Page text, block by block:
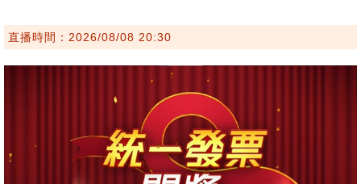
直播時間：2026/08/08 20:30